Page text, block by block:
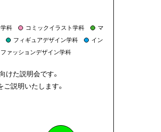
科 コミックイラスト学科
マ
フィギュアデザイン学科
イン
ファッションデザイン学科
けた説明会です。
説明いたします。